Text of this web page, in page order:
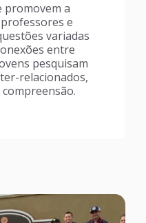
promovem a
e
variadas
entre
pesquisam
relacionados,